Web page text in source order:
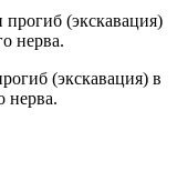
(экскавация) в
нерва.